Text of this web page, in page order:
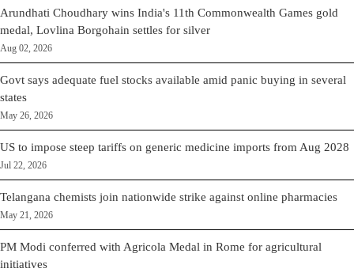
Arundhati Choudhary wins India's 11th Commonwealth Games gold
medal, Lovlina Borgohain settles for silver
Aug 02, 2026
Govt says adequate fuel stocks available amid panic buying in several
states
May 26, 2026
US to impose steep tariffs on generic medicine imports from Aug 2028
Jul 22, 2026
Telangana chemists join nationwide strike against online pharmacies
May 21, 2026
PM Modi conferred with Agricola Medal in Rome for agricultural
initiatives